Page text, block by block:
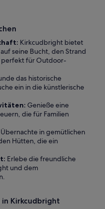
Kirkcudbright bietet
seine Bucht, den Strand
perfekt für Outdoor-
das historische
ein in die künstlerische
Genieße eine
die für Familien
Übernachte in gemütlichen
Hütten, die ein
Erlebe die freundliche
und dem
Kirkcudbright